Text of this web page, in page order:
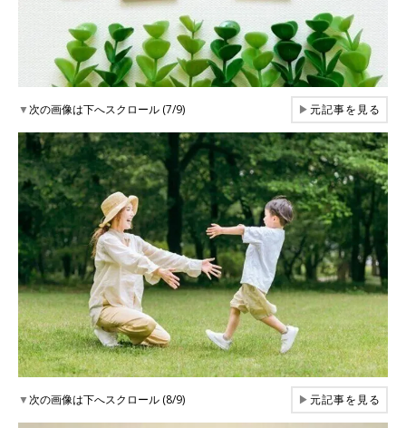
▼次の画像は下へスクロール (7/9) ▶元記事を見る
▼次の画像は下へスクロール (8/9) ▶元記事を見る